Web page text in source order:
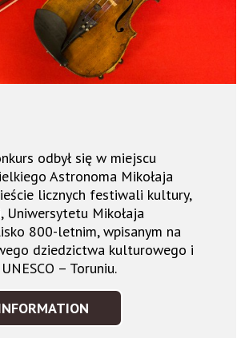
odbył się w miejscu
Astronoma Mikołaja
licznych festiwali kultury,
Uniwersytetu Mikołaja
800-letnim, wpisanym na
dziedzictwa kulturowego i
– Toruniu.
IDEA